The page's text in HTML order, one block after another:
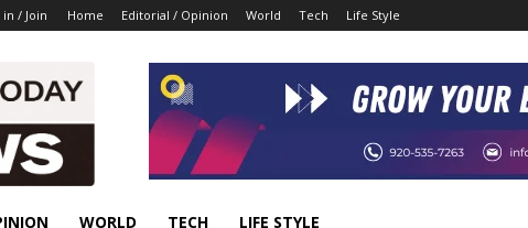
in / Join Home Editorial / Opinion World Tech Life Style
WORLD TECH LIFE STYLE